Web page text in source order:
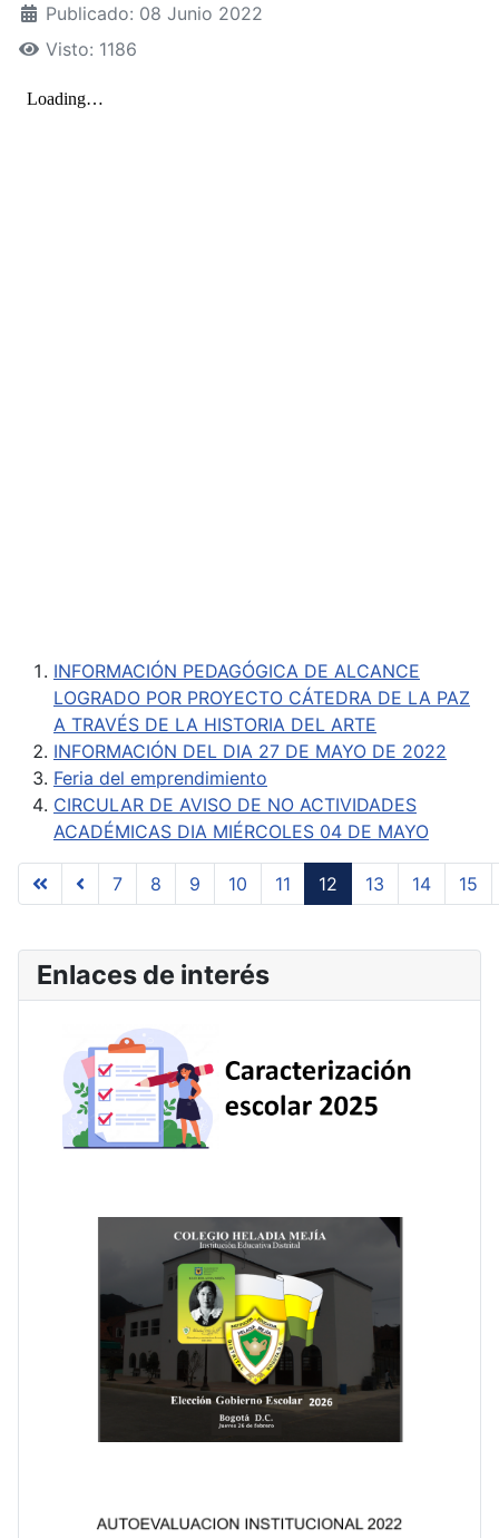
Publicado: 08 Junio 2022
Visto: 1186
INFORMACIÓN PEDAGÓGICA DE ALCANCE
LOGRADO POR PROYECTO CÁTEDRA DE LA PAZ
A TRAVÉS DE LA HISTORIA DEL ARTE
INFORMACIÓN DEL DIA 27 DE MAYO DE 2022
Feria del emprendimiento
CIRCULAR DE AVISO DE NO ACTIVIDADES
ACADÉMICAS DIA MIÉRCOLES 04 DE MAYO
Página 12 de 17
7 8 9 10 11 12 13 14 15
Enlaces de interés